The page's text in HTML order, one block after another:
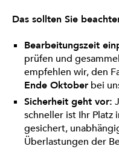
Das sollten Sie
Bearbeitungszeit
prüfen und
empfehlen wir, den
Ende Oktober bei
Sicherheit geht vor:
schneller ist Ihr Platz
gesichert,
Überlastungen der